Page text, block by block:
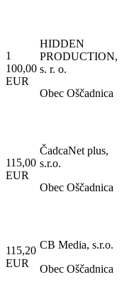
1
100,00
EUR
HIDDEN
PRODUCTION,
s. r. o.
Obec Oščadnica
115,00
EUR
ČadcaNet plus,
s.r.o.
Obec Oščadnica
115,20
EUR
CB Media, s.r.o.
Obec Oščadnica